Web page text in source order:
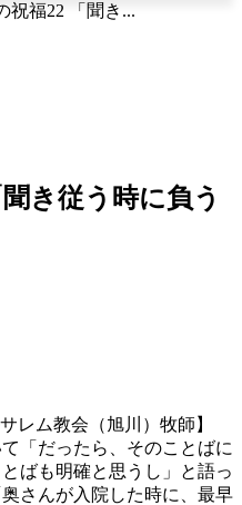
祝福22 「聞き...
き従う時に負う
レム教会（旭川）牧師】
「だったら、そのことばに
ばも明確と思うし」と語っ
さんが入院した時に、最早